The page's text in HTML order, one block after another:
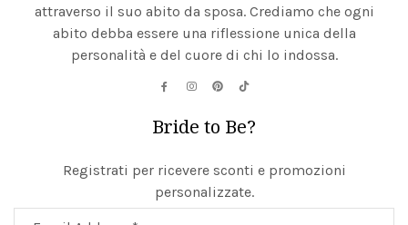
attraverso il suo abito da sposa. Crediamo che ogni
abito debba essere una riflessione unica della
personalità e del cuore di chi lo indossa.
Bride to Be?
Registrati per ricevere sconti e promozioni
personalizzate.